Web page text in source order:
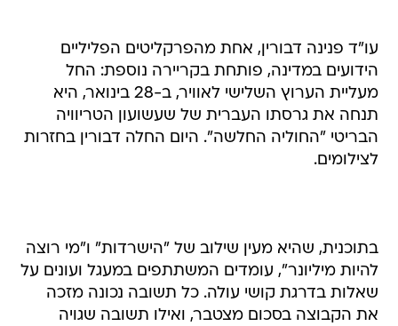
עו"ד פנינה דבורין, אחת מהפרקליטים הפליליים
הידועים במדינה, פותחת בקריירה נוספת: החל
מעליית הערוץ השלישי לאוויר, ב-28 בינואר, היא
תנחה את גרסתו העברית של שעשועון הטריוויה
הבריטי "החוליה החלשה". היום החלה דבורין בחזרות
לצילומים.
בתוכנית, שהיא מעין שילוב של "הישרדות" ו"מי רוצה
להיות מיליונר", עומדים המשתתפים במעגל ועונים על
שאלות בדרגת קושי עולה. כל תשובה נכונה מזכה
את הקבוצה בסכום מצטבר, ואילו תשובה שגויה